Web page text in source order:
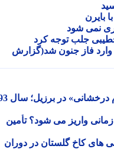
نمی شود
جلب توجه کرد
فاز جنون شد(گزارش
در برزیل؛ سال 93
واریز می شود؟ تأمین
کاخ گلستان در دوران